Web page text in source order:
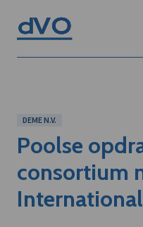
DEME N.V.
Poolse
consortium